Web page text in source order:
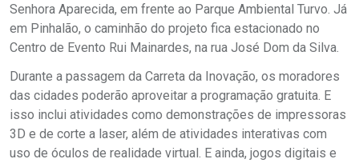
Senhora Aparecida, em frente ao Parque Ambiental Turvo. Já
em Pinhalão, o caminhão do projeto fica estacionado no
Centro de Evento Rui Mainardes, na rua José Dom da Silva.
Durante a passagem da Carreta da Inovação, os moradores
das cidades poderão aproveitar a programação gratuita. E
isso inclui atividades como demonstrações de impressoras
3D e de corte a laser, além de atividades interativas com
uso de óculos de realidade virtual. E ainda, jogos digitais e